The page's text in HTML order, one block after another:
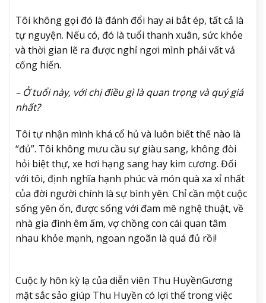
Tôi không gọi đó là đánh đổi hay ai bắt ép, tất cả là
tự nguyện. Nếu có, đó là tuổi thanh xuân, sức khỏe
và thời gian lẽ ra được nghỉ ngơi mình phải vất vả
cống hiến.
– Ở tuổi này, với chị điều gì là quan trọng và quý giá
nhất?
Tôi tự nhận mình khá cổ hủ và luôn biết thế nào là
“đủ”. Tôi không mưu cầu sự giàu sang, không đòi
hỏi biệt thự, xe hơi hạng sang hay kim cương. Đối
với tôi, định nghĩa hạnh phúc và món quà xa xỉ nhất
của đời người chính là sự bình yên. Chỉ cần một cuộc
sống yên ổn, được sống với đam mê nghệ thuật, về
nhà gia đình êm ấm, vợ chồng con cái quan tâm
nhau khỏe mạnh, ngoan ngoãn là quá đủ rồi!
Cuộc ly hôn kỳ lạ của diễn viên Thu HuyềnGương
mặt sắc sảo giúp Thu Huyền có lợi thế trong việc